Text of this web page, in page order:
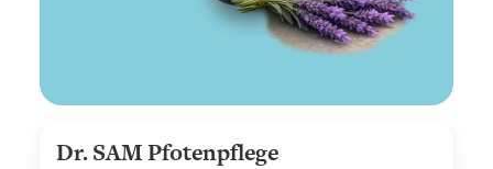
Dr. SAM Pfotenpflege